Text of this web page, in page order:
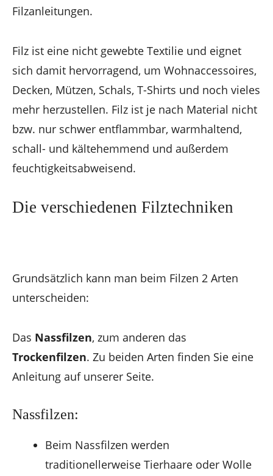
Filzanleitungen.
Filz ist eine nicht gewebte Textilie und eignet
sich damit hervorragend, um Wohnaccessoires,
Decken, Mützen, Schals, T-Shirts und noch vieles
mehr herzustellen. Filz ist je nach Material nicht
bzw. nur schwer entflammbar, warmhaltend,
schall- und kältehemmend und außerdem
feuchtigkeitsabweisend.
Die verschiedenen Filztechniken
Grundsätzlich kann man beim Filzen 2 Arten
unterscheiden:
Das Nassfilzen, zum anderen das
Trockenfilzen. Zu beiden Arten finden Sie eine
Anleitung auf unserer Seite.
Nassfilzen:
Beim Nassfilzen werden
traditionellerweise Tierhaare oder Wolle